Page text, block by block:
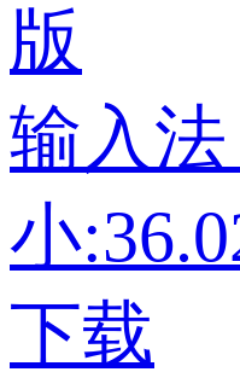
版
输入法
小
下载